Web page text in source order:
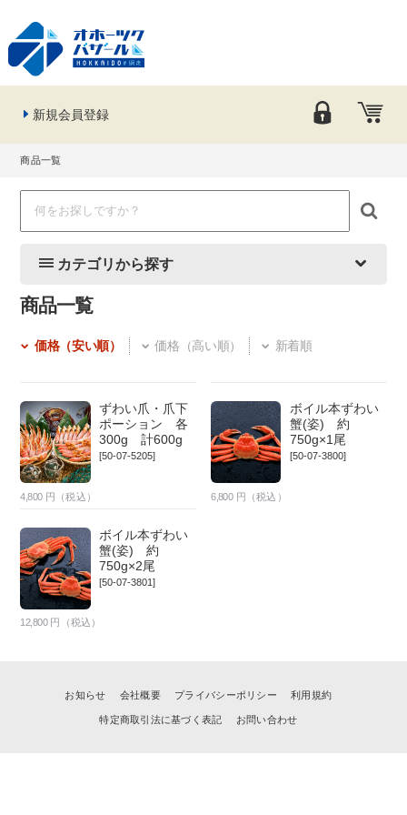
新規会員登録
商品一覧
カテゴリから探す
商品一覧
価格（安い順） 価格（高い順） 新着順
ずわい爪・爪下
ポーション 各
300g 計600g
[50-07-5205]
4,800 円（税込）
ボイル本ずわい
蟹(姿) 約
750g×1尾
[50-07-3800]
6,800 円（税込）
ボイル本ずわい
蟹(姿) 約
750g×2尾
[50-07-3801]
12,800 円（税込）
お知らせ 会社概要 プライバシーポリシー 利用規約
特定商取引法に基づく表記 お問い合わせ